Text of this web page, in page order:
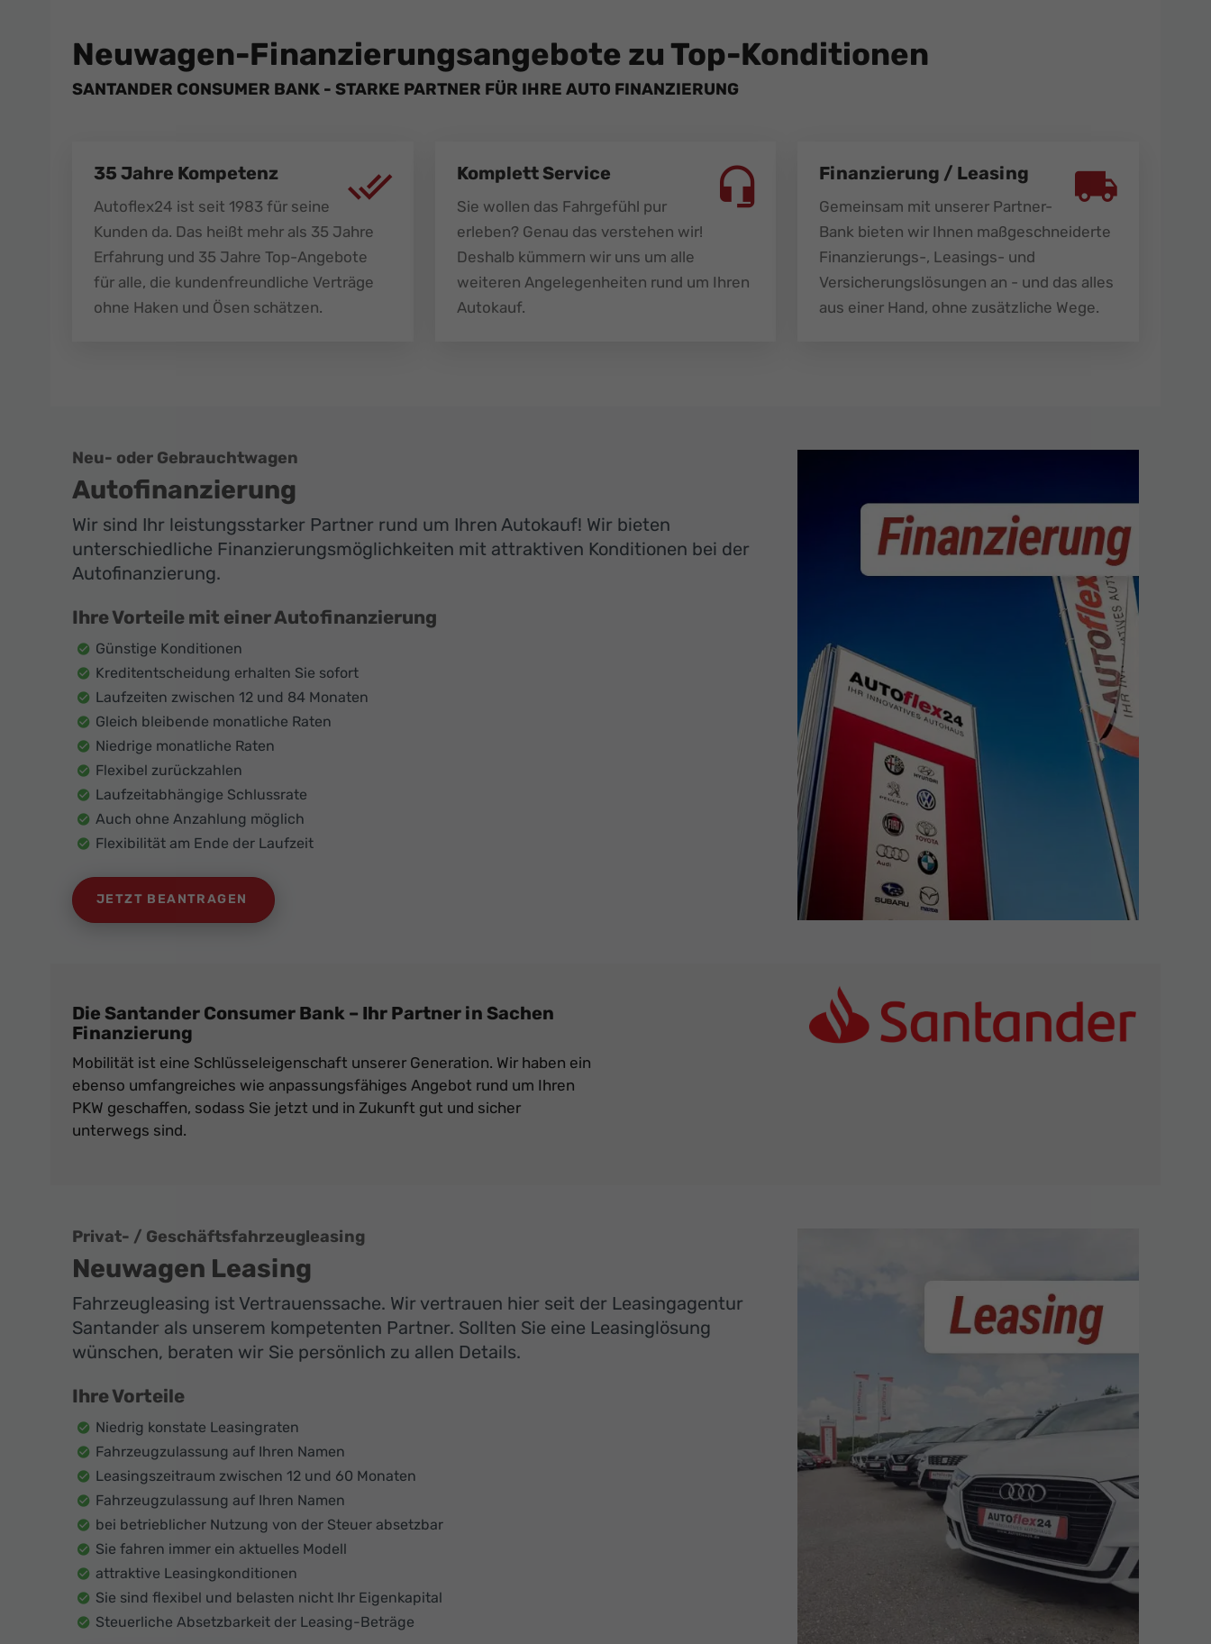
Neuwagen-Finanzierungsangebote zu Top-Konditionen
SANTANDER CONSUMER BANK - STARKE PARTNER FÜR IHRE AUTO FINANZIERUNG
35 Jahre Kompetenz
Autoflex24 ist seit 1983 für seine
Kunden da. Das heißt mehr als 35 Jahre
Erfahrung und 35 Jahre Top-Angebote
für alle, die kundenfreundliche Verträge
ohne Haken und Ösen schätzen.
Komplett Service
Sie wollen das Fahrgefühl pur
erleben? Genau das verstehen wir!
Deshalb kümmern wir uns um alle
weiteren Angelegenheiten rund um Ihren
Autokauf.
Finanzierung / Leasing
Gemeinsam mit unserer Partner-
Bank bieten wir Ihnen maßgeschneiderte
Finanzierungs-, Leasings- und
Versicherungslösungen an - und das alles
aus einer Hand, ohne zusätzliche Wege.
Neu- oder Gebrauchtwagen
Autofinanzierung
Wir sind Ihr leistungsstarker Partner rund um Ihren Autokauf! Wir bieten
unterschiedliche Finanzierungsmöglichkeiten mit attraktiven Konditionen bei der
Autofinanzierung.
Ihre Vorteile mit einer Autofinanzierung
Günstige Konditionen
Kreditentscheidung erhalten Sie sofort
Laufzeiten zwischen 12 und 84 Monaten
Gleich bleibende monatliche Raten
Niedrige monatliche Raten
Flexibel zurückzahlen
Laufzeitabhängige Schlussrate
Auch ohne Anzahlung möglich
Flexibilität am Ende der Laufzeit
JETZT BEANTRAGEN
Die Santander Consumer Bank – Ihr Partner in Sachen
Finanzierung
Mobilität ist eine Schlüsseleigenschaft unserer Generation. Wir haben ein
ebenso umfangreiches wie anpassungsfähiges Angebot rund um Ihren
PKW geschaffen, sodass Sie jetzt und in Zukunft gut und sicher
unterwegs sind.
Privat- / Geschäftsfahrzeugleasing
Neuwagen Leasing
Fahrzeugleasing ist Vertrauenssache. Wir vertrauen hier seit der Leasingagentur
Santander als unserem kompetenten Partner. Sollten Sie eine Leasinglösung
wünschen, beraten wir Sie persönlich zu allen Details.
Ihre Vorteile
Niedrig konstate Leasingraten
Fahrzeugzulassung auf Ihren Namen
Leasingszeitraum zwischen 12 und 60 Monaten
Fahrzeugzulassung auf Ihren Namen
bei betrieblicher Nutzung von der Steuer absetzbar
Sie fahren immer ein aktuelles Modell
attraktive Leasingkonditionen
Sie sind flexibel und belasten nicht Ihr Eigenkapital
Steuerliche Absetzbarkeit der Leasing-Beträge